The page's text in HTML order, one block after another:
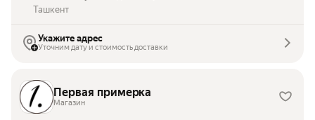
Ташкент
Укажите адрес
Уточним дату и стоимость доставки
Первая примерка
Магазин